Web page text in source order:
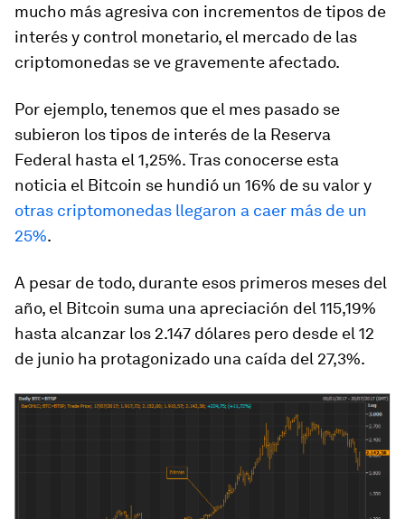
mucho más agresiva con incrementos de tipos de
interés y control monetario, el mercado de las
criptomonedas se ve gravemente afectado.
Por ejemplo, tenemos que el mes pasado se
subieron los tipos de interés de la Reserva
Federal hasta el 1,25%. Tras conocerse esta
noticia el Bitcoin se hundió un 16% de su valor y
otras criptomonedas llegaron a caer más de un
25%.
A pesar de todo, durante esos primeros meses del
año, el Bitcoin suma una apreciación del 115,19%
hasta alcanzar los 2.147 dólares pero desde el 12
de junio ha protagonizado una caída del 27,3%.